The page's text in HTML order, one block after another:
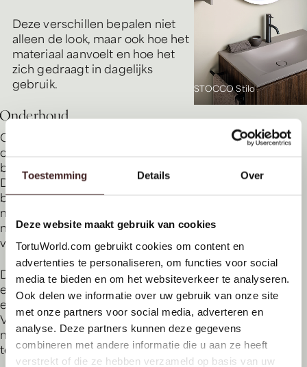
Toestemming Details Over
Deze website maakt gebruik van cookies
TortuWorld.com gebruikt cookies om content en
advertenties te personaliseren, om functies voor social
media te bieden en om het websiteverkeer te analyseren.
Ook delen we informatie over uw gebruik van onze site
met onze partners voor social media, adverteren en
analyse. Deze partners kunnen deze gegevens
combineren met andere informatie die u aan ze heeft
verstrekt of die ze hebben verzameld op basis van uw
Deze verschillen bepalen niet
alleen de look, maar ook hoe het
materiaal aanvoelt en hoe het
zich gedraagt in dagelijks
gebruik.
Composiet is over het algemeen
onderhoudsvriendelijk en goed
bestand tegen dagelijks gebruik.
Dankzij de gesloten structuur (of
beschermende toplaag) is het
materiaal minder poreus dan veel
natuurstenen, waardoor vuil en
vocht minder snel intrekken.
Dagelijks reinigen doe je
eenvoudig met een zachte doek
en een mild schoonmaakmiddel.
Vermijd agressieve of schurende
middelen om de afwerking mooi
te houden.
STOCCO Stilo